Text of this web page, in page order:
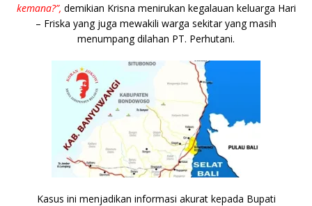
kemana?”, demikian Krisna menirukan kegalauan keluarga Hari
– Friska yang juga mewakili warga sekitar yang masih
menumpang dilahan PT. Perhutani.
Kasus ini menjadikan informasi akurat kepada Bupati